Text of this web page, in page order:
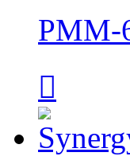
PMM-
